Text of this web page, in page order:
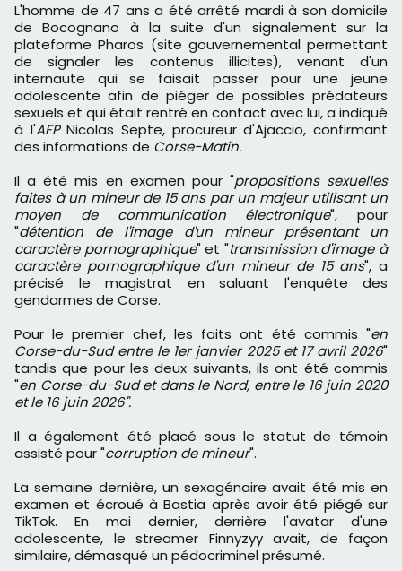
L'homme de 47 ans a été arrêté mardi à son domicile
de Bocognano à la suite d'un signalement sur la
plateforme Pharos (site gouvernemental permettant
de signaler les contenus illicites), venant d'un
internaute qui se faisait passer pour une jeune
adolescente afin de piéger de possibles prédateurs
sexuels et qui était rentré en contact avec lui, a indiqué
à l'AFPNicolas Septe, procureur d'Ajaccio, confirmant
des informations de Corse-Matin.
Il a été mis en examen pour "propositions sexuelles
faites à un mineur de 15 ans par un majeur utilisant un
moyen de communication électronique", pour
"détention de l'image d'un mineur présentant un
caractère pornographique" et "transmission d'image à
caractère pornographique d'un mineur de 15 ans", a
précisé le magistrat en saluant l'enquête des
gendarmes de Corse.
Pour le premier chef, les faits ont été commis "en
Corse-du-Sud entre le 1er janvier 2025 et 17 avril 2026"
tandis que pour les deux suivants, ils ont été commis
"en Corse-du-Sud et dans le Nord, entre le 16 juin 2020
et le 16 juin 2026".
Il a également été placé sous le statut de témoin
assisté pour "corruption de mineur".
La semaine dernière, un sexagénaire avait été mis en
examen et écroué à Bastia après avoir été piégé sur
TikTok. En mai dernier, derrière l'avatar d'une
adolescente, le streamer Finnyzyy avait, de façon
similaire, démasqué un pédocriminel présumé.